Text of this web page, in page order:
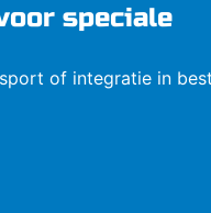
speciale
of integratie in